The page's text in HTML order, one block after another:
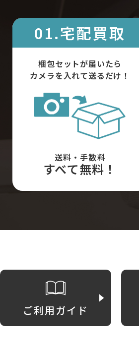
01.宅配買取
梱包セットが届いたら
カメラを入れて送るだけ！
送料・手数料
すべて無料！
ご利用ガイド